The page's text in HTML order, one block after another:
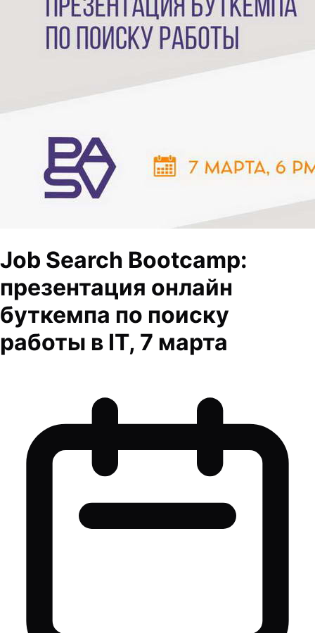
Job Search Bootcamp:
презентация онлайн
буткемпа по поиску
работы в IT, 7 марта